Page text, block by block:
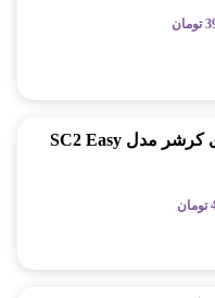
تومان
بخارشوی کرشر مدل SC2 Easy
تومان